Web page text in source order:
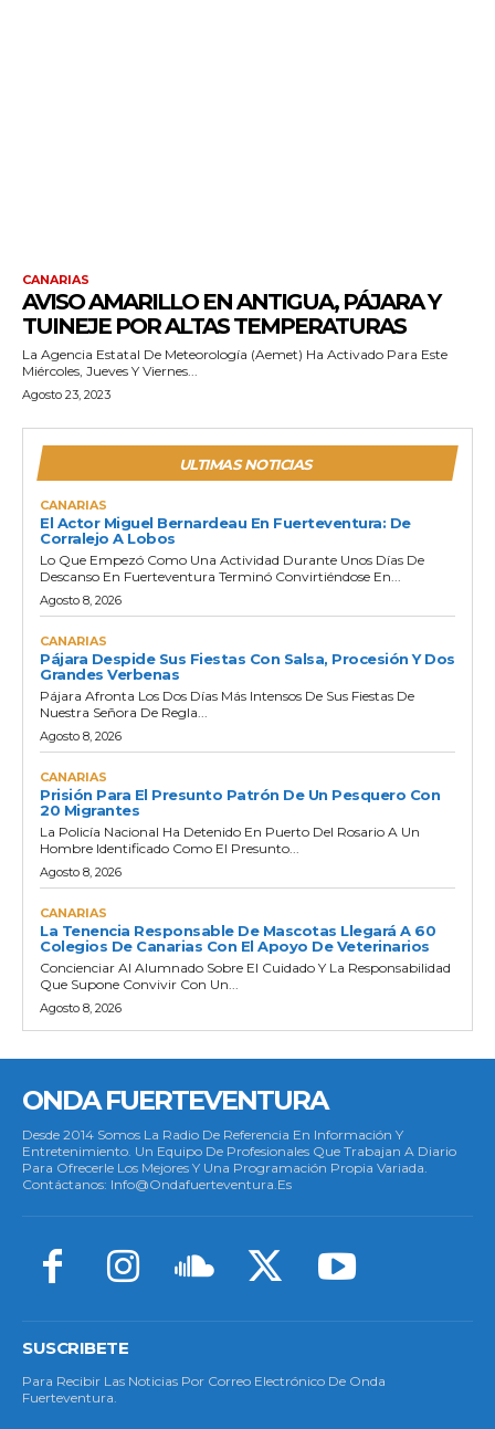
CANARIAS
AVISO AMARILLO EN ANTIGUA, PÁJARA Y
TUINEJE POR ALTAS TEMPERATURAS
La Agencia Estatal De Meteorología (Aemet) Ha Activado Para Este
Miércoles, Jueves Y Viernes...
Agosto 23, 2023
ULTIMAS NOTICIAS
CANARIAS
El Actor Miguel Bernardeau En Fuerteventura: De
Corralejo A Lobos
Lo Que Empezó Como Una Actividad Durante Unos Días De
Descanso En Fuerteventura Terminó Convirtiéndose En...
Agosto 8, 2026
CANARIAS
Pájara Despide Sus Fiestas Con Salsa, Procesión Y Dos
Grandes Verbenas
Pájara Afronta Los Dos Días Más Intensos De Sus Fiestas De
Nuestra Señora De Regla...
Agosto 8, 2026
CANARIAS
Prisión Para El Presunto Patrón De Un Pesquero Con
20 Migrantes
La Policía Nacional Ha Detenido En Puerto Del Rosario A Un
Hombre Identificado Como El Presunto...
Agosto 8, 2026
CANARIAS
La Tenencia Responsable De Mascotas Llegará A 60
Colegios De Canarias Con El Apoyo De Veterinarios
Concienciar Al Alumnado Sobre El Cuidado Y La Responsabilidad
Que Supone Convivir Con Un...
Agosto 8, 2026
ONDA FUERTEVENTURA
Desde 2014 Somos La Radio De Referencia En Información Y
Entretenimiento. Un Equipo De Profesionales Que Trabajan A Diario
Para Ofrecerle Los Mejores Y Una Programación Propia Variada.
Contáctanos: Info@ondafuerteventura.es
SUSCRIBETE
Para Recibir Las Noticias Por Correo Electrónico De Onda
Fuerteventura.